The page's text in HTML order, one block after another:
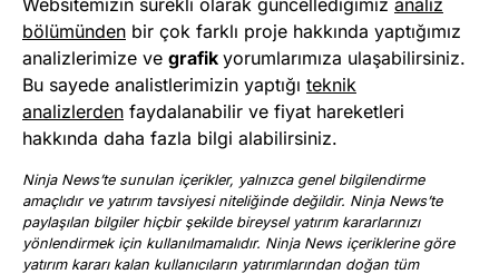
bölümünden bir çok farklı proje hakkında yaptığımız
analizlerimize ve grafik yorumlarımıza ulaşabilirsiniz.
Bu sayede analistlerimizin yaptığı teknik
analizlerden faydalanabilir ve fiyat hareketleri
hakkında daha fazla bilgi alabilirsiniz.
Ninja News’te sunulan içerikler, yalnızca genel bilgilendirme
amaçlıdır ve yatırım tavsiyesi niteliğinde değildir. Ninja News’te
paylaşılan bilgiler hiçbir şekilde bireysel yatırım kararlarınızı
yönlendirmek için kullanılmamalıdır. Ninja News içeriklerine göre
yatırım kararı kalan kullanıcıların yatırımlarından doğan tüm